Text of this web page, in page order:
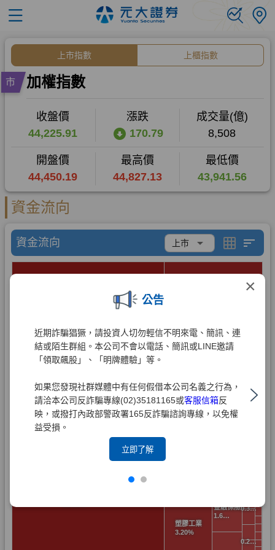
×
公告
近期詐騙猖獗，請投資人切勿輕信不明來電、簡訊、連
結或陌生群組。本公司不會以電話、簡訊或LINE邀請
「領取飆股」、「明牌體驗」等。
如果您發現社群媒體中有任何假借本公司名義之行為，
請洽本公司反詐騙專線(02)35181165或客服信箱反
映，或撥打內政部警政署165反詐騙諮詢專線，以免權
益受損。
立即了解